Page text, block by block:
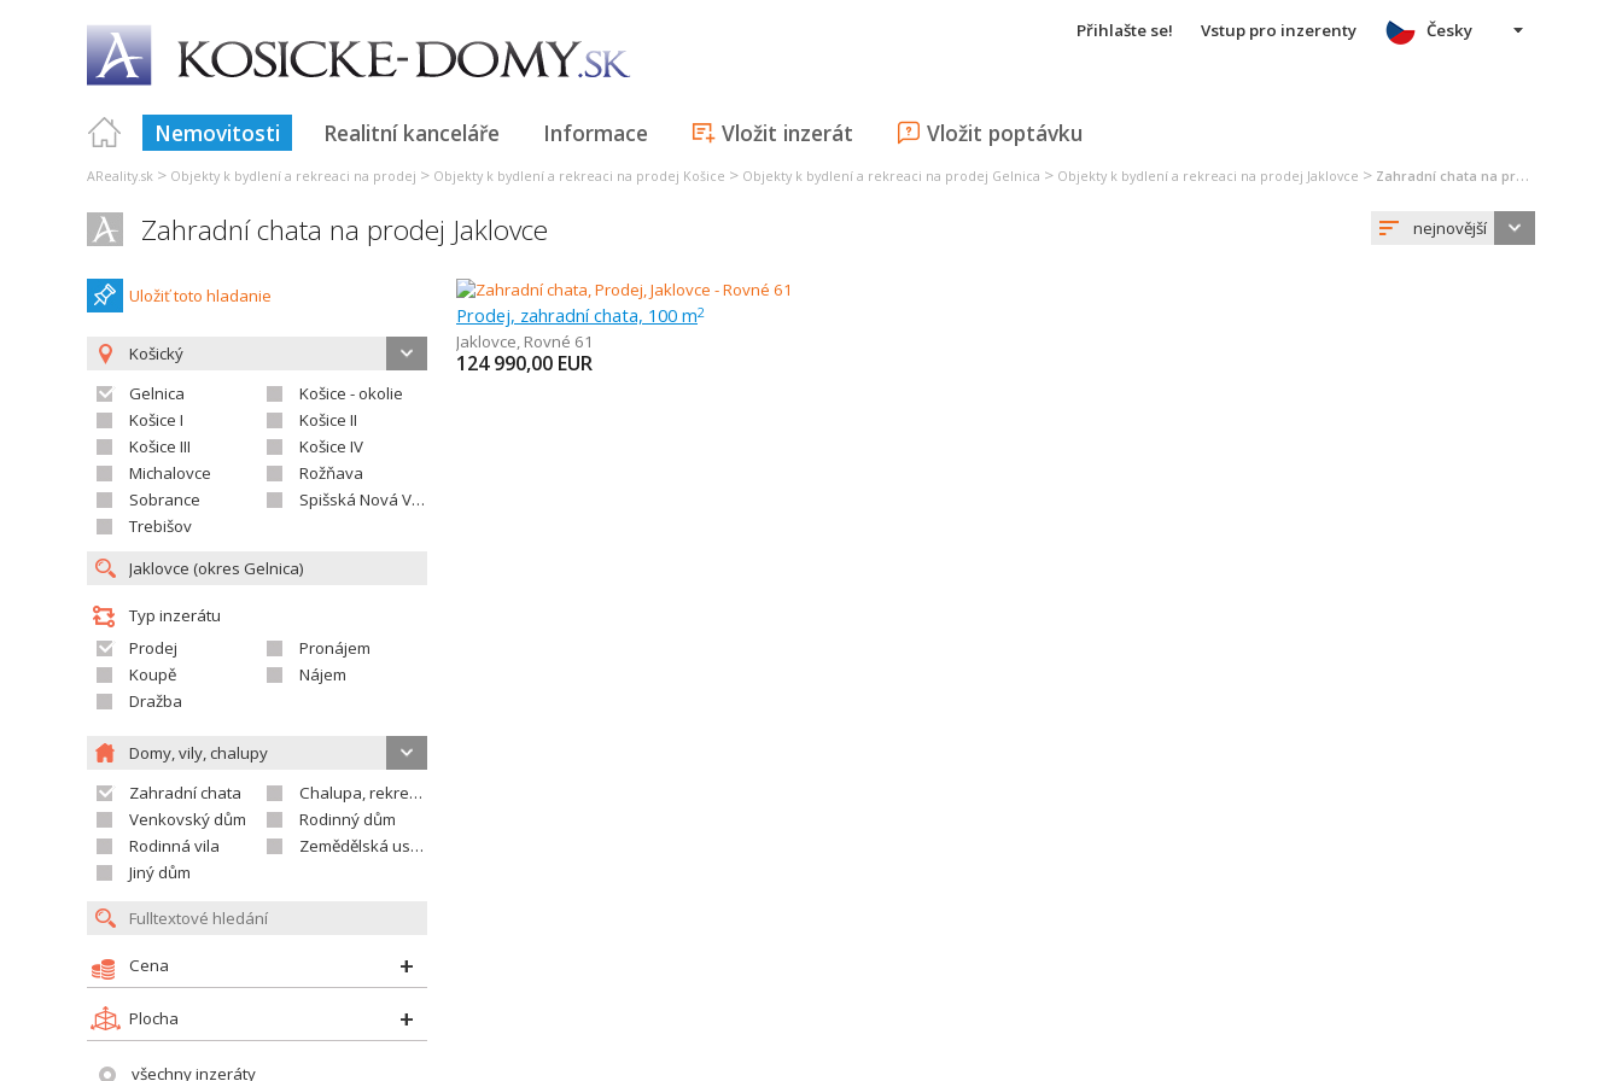
Přihlašte se! Vstup pro inzerenty
Nemovitosti Realitní kanceláře Informace Vložit inzerát Vložit poptávku
Česky
AReality.sk > Objekty k bydlení a rekreaci na prodej > Objekty k bydlení a rekreaci na prodej Košice > Objekty k bydlení a rekreaci na prodej Gelnica > Objekty k bydlení a rekreaci na prodej Jaklovce > Zahradní chata na prodej Jaklovce
Zahradní chata na prodej Jaklovce nejnovější
Uložiť toto hladanie
Košický
Gelnica
Košice - okolie
Košice I
Košice II
Košice III
Košice IV
Michalovce
Rožňava
Sobrance
Spišská Nová Ves
Trebišov
Typ inzerátu
Prodej
Pronájem
Koupě
Nájem
Dražba
Domy, vily, chalupy
Zahradní chata
Chalupa, rekreační domek
Venkovský dům
Rodinný dům
Rodinná vila
Zemědělská usedlost
Jiný dům
Cena
Plocha
všechny inzeráty
Prodej, zahradní chata, 100 m2
Jaklovce, Rovné 61
124 990,00 EUR